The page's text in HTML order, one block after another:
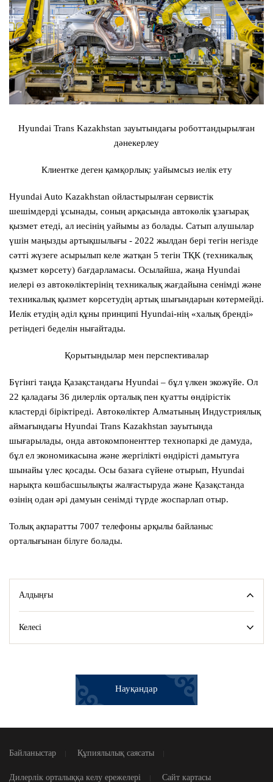
Hyundai Trans Kazakhstan зауытындағы роботтандырылған
дәнекерлеу
Клиентке деген қамқорлық: уайымсыз иелік ету
Hyundai Auto Kazakhstan ойластырылған сервистік
шешімдерді ұсынады, соның арқасында автокөлік ұзағырақ
қызмет етеді, ал иесінің уайымы аз болады. Сатып алушылар
үшін маңызды артықшылығы - 2022 жылдан бері тегін негізде
сәтті жүзеге асырылып келе жатқан 5 тегін ТҚК (техникалық
қызмет көрсету) бағдарламасы. Осылайша, жаңа Hyundai
иелері өз автокөліктерінің техникалық жағдайына сенімді және
техникалық қызмет көрсетудің артық шығындарын көтермейді.
Иелік етудің әділ құны принципі Hyundai-нің «халық бренді»
ретіндегі беделін нығайтады.
Қорытындылар мен перспективалар
Бүгінгі таңда Қазақстандағы Hyundai – бұл үлкен экожүйе. Ол
22 қаладағы 36 дилерлік орталық пен қуатты өндірістік
кластерді біріктіреді. Автокөліктер Алматының Индустриялық
аймағындағы Hyundai Trans Kazakhstan зауытында
шығарылады, онда автокомпоненттер технопаркі де дамуда,
бұл ел экономикасына және жергілікті өндірісті дамытуға
шынайы үлес қосады. Осы базаға сүйене отырып, Hyundai
нарықта көшбасшылықты жалғастыруда және Қазақстанда
өзінің одан әрі дамуын сенімді түрде жоспарлап отыр.
Толық ақпаратты 7007 телефоны арқылы байланыс
орталығынан білуге болады.
Алдыңғы
Келесі
Науқандар
Байланыстар Құпиялылық саясаты
Дилерлік орталыққа келу ережелері Сайт картасы